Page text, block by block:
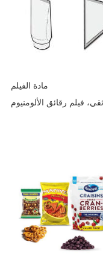
مادة الفيلم
فيلم رقائق الألومنيوم